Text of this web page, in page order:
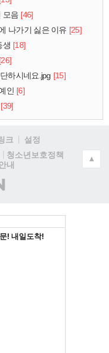
모음 [46]
나가기 싫은 이유 [25]
생 [18]
[26]
하시네요.jpg [15]
인 [6]
[39]
크
설정
청소년보호정책
내
▲